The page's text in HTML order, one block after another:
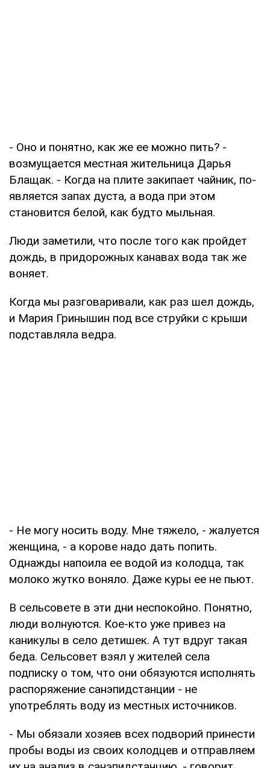
- Оно и понятно, как же ее можно пить? -
возмуща­ется местная жительница Дарья
Блащак. - Когда на плите закипает чайник, по­
является запах дуста, а вода при этом
становится белой, как будто мыльная.
Люди заметили, что по­сле того как пройдет
дождь, в придорожных ка­навах вода так же
воняет.
Когда мы разговаривали, как раз шел дождь,
и Ма­рия Гринышин под все струйки с крыши
подстав­ляла ведра.
- Не могу носить воду. Мне тяжело, - жалуется
женщина, - а корове надо дать попить.
Однажды на­поила ее водой из колодца, так
молоко жутко воняло. Даже куры ее не пьют.
В сельсовете в эти дни неспокойно. Понятно,
лю­ди волнуются. Кое-кто уже привез на
каникулы в село детишек. А тут вдруг такая
беда. Сельсовет взял у жи­телей села
подписку о том, что они обязуются испол­нять
распоряжение сан­эпидстанции - не
употреблять воду из местных ис­точников.
- Мы обязали хозяев всех подворий принести
пробы воды из своих колодцев и отправляем